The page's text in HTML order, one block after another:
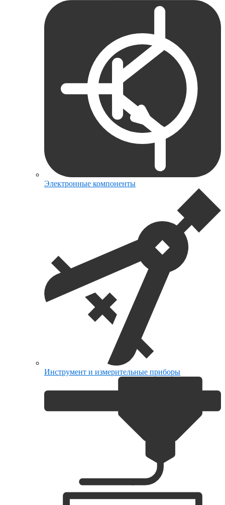
Электронные компоненты
Инструмент и измерительные приборы